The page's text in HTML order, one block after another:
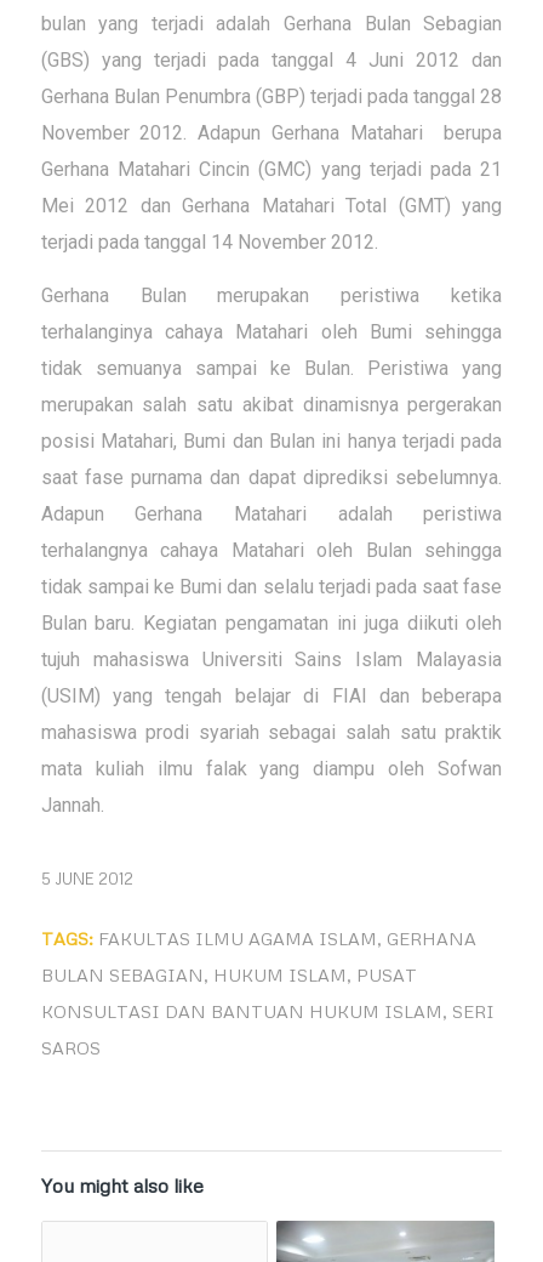
bulan yang terjadi adalah Gerhana Bulan Sebagian
(GBS) yang terjadi pada tanggal 4 Juni 2012 dan
Gerhana Bulan Penumbra (GBP) terjadi pada tanggal 28
November 2012. Adapun Gerhana Matahari berupa
Gerhana Matahari Cincin (GMC) yang terjadi pada 21
Mei 2012 dan Gerhana Matahari Total (GMT) yang
terjadi pada tanggal 14 November 2012.
Gerhana Bulan merupakan peristiwa ketika
terhalanginya cahaya Matahari oleh Bumi sehingga
tidak semuanya sampai ke Bulan. Peristiwa yang
merupakan salah satu akibat dinamisnya pergerakan
posisi Matahari, Bumi dan Bulan ini hanya terjadi pada
saat fase purnama dan dapat diprediksi sebelumnya.
Adapun Gerhana Matahari adalah peristiwa
terhalangnya cahaya Matahari oleh Bulan sehingga
tidak sampai ke Bumi dan selalu terjadi pada saat fase
Bulan baru. Kegiatan pengamatan ini juga diikuti oleh
tujuh mahasiswa Universiti Sains Islam Malayasia
(USIM) yang tengah belajar di FIAI dan beberapa
mahasiswa prodi syariah sebagai salah satu praktik
mata kuliah ilmu falak yang diampu oleh Sofwan
Jannah.
5 JUNE 2012
TAGS: FAKULTAS ILMU AGAMA ISLAM, GERHANA
BULAN SEBAGIAN, HUKUM ISLAM, PUSAT
KONSULTASI DAN BANTUAN HUKUM ISLAM, SERI
SAROS
You might also like